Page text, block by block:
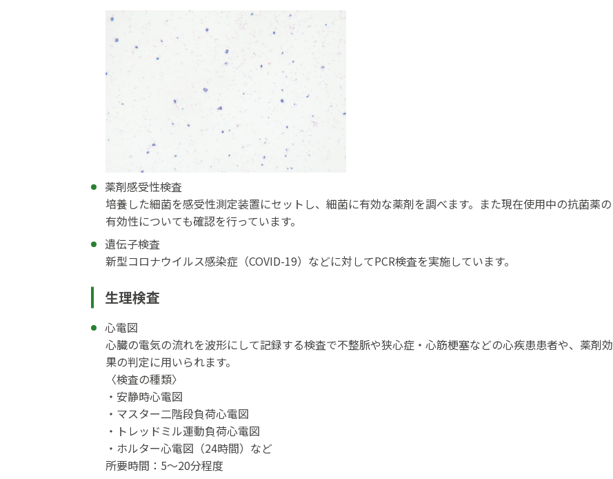
薬剤感受性検査
培養した細菌を感受性測定装置にセットし、細菌に有効な薬剤を調べます。また現在使用中の抗菌薬の
有効性についても確認を行っています。
遺伝子検査
新型コロナウイルス感染症（COVID-19）などに対してPCR検査を実施しています。
生理検査
心電図
心臓の電気の流れを波形にして記録する検査で不整脈や狭心症・心筋梗塞などの心疾患患者や、薬剤効
果の判定に用いられます。
〈検査の種類〉
・安静時心電図
・マスター二階段負荷心電図
・トレッドミル運動負荷心電図
・ホルター心電図（24時間）など
所要時間：5～20分程度